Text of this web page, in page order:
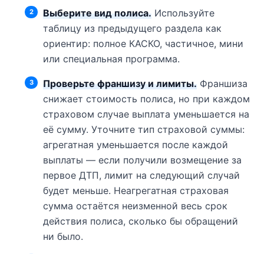
Выберите вид полиса.Используйте
таблицу из предыдущего раздела как
ориентир: полное КАСКО, частичное, мини
или специальная программа.
Проверьте франшизу и лимиты.Франшиза
снижает стоимость полиса, но при каждом
страховом случае выплата уменьшается на
её сумму. Уточните тип страховой суммы:
агрегатная уменьшается после каждой
выплаты — если получили возмещение за
первое ДТП, лимит на следующий случай
будет меньше. Неагрегатная страховая
сумма остаётся неизменной весь срок
действия полиса, сколько бы обращений
ни было.